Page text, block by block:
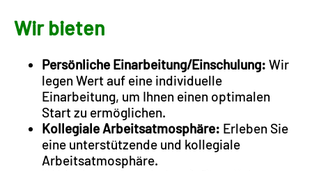
Wir bieten
Persönliche Einarbeitung/Einschulung: Wir
legen Wert auf eine individuelle
Einarbeitung, um Ihnen einen optimalen
Start zu ermöglichen.
Kollegiale Arbeitsatmosphäre: Erleben Sie
eine unterstützende und kollegiale
Arbeitsatmosphäre.